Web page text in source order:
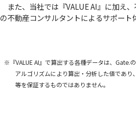
また、当社では『VALUE AI』に加え
の不動産コンサルタントによるサポート
※『VALUE AI』で算出する各種データは、Gate.
アルゴリズムにより算出・分析した値であり
等を保証するものではありません。